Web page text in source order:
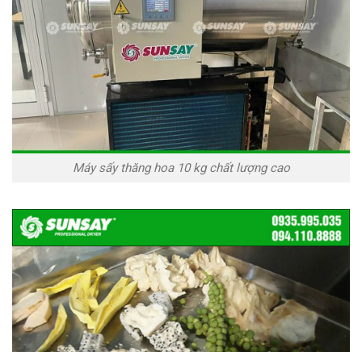
Máy sấy thăng hoa 10 kg chất lượng cao